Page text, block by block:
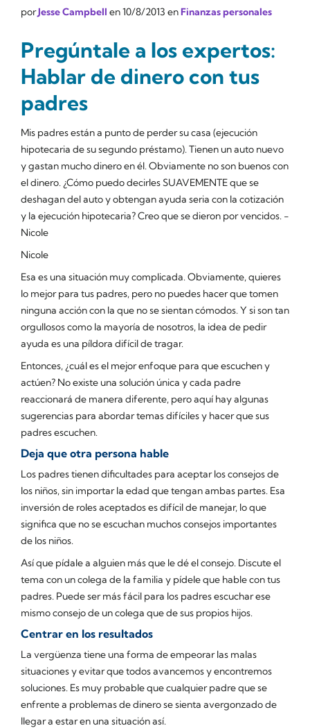
porJesse Campbell en10/8/2013 enFinanzas personales
Pregúntale a los expertos:
Hablar de dinero con tus
padres
Mis padres están a punto de perder su casa (ejecución
hipotecaria de su segundo préstamo). Tienen un auto nuevo
y gastan mucho dinero en él. Obviamente no son buenos con
el dinero. ¿Cómo puedo decirles SUAVEMENTE que se
deshagan del auto y obtengan ayuda seria con la cotización
y la ejecución hipotecaria? Creo que se dieron por vencidos. -
Nicole
Nicole
Esa es una situación muy complicada. Obviamente, quieres
lo mejor para tus padres, pero no puedes hacer que tomen
ninguna acción con la que no se sientan cómodos. Y si son tan
orgullosos como la mayoría de nosotros, la idea de pedir
ayuda es una píldora difícil de tragar.
Entonces, ¿cuál es el mejor enfoque para que escuchen y
actúen? No existe una solución única y cada padre
reaccionará de manera diferente, pero aquí hay algunas
sugerencias para abordar temas difíciles y hacer que sus
padres escuchen.
Deja que otra persona hable
Los padres tienen dificultades para aceptar los consejos de
los niños, sin importar la edad que tengan ambas partes. Esa
inversión de roles aceptados es difícil de manejar, lo que
significa que no se escuchan muchos consejos importantes
de los niños.
Así que pídale a alguien más que le dé el consejo. Discute el
tema con un colega de la familia y pídele que hable con tus
padres. Puede ser más fácil para los padres escuchar ese
mismo consejo de un colega que de sus propios hijos.
Centrar en los resultados
La vergüenza tiene una forma de empeorar las malas
situaciones y evitar que todos avancemos y encontremos
soluciones. Es muy probable que cualquier padre que se
enfrente a problemas de dinero se sienta avergonzado de
llegar a estar en una situación así.